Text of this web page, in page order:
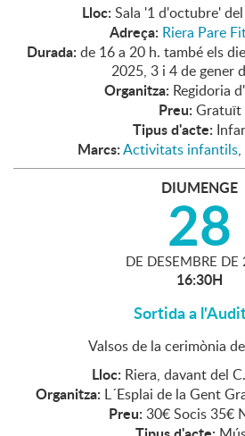
Lloc: Sala '1 d'octubre'
Adreça: Riera Pare
Durada: de 16 a 20 h. també els
2025, 3 i 4 de gener
Organitza: Regidoria
Preu: Gratuït
Tipus d'acte:
Marcs:Activitats infantils,
DIUMENGE
28
DE DESEMBRE DE
16:30H
Sortida a
Valsos de la cerimònia
Lloc: Riera, davant del
Organitza: L´Esplai de la Gent
Preu: 30€ Socis 35€